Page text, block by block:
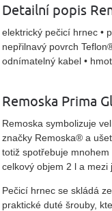
Detailní popis
elektrický pečicí hrnec •
nepřilnavý povrch
odnímatelný kabel •
Remoska Prima
Remoska symbolizuje
značky Remoska® a
totiž spotřebuje
celkový objem 2 l a mezi
Pečicí hrnec se skládá
praktické duté šrouby,